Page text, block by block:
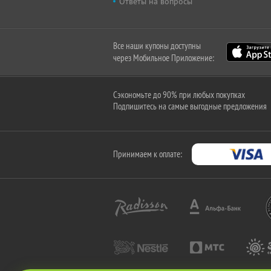
Все наши купоны доступны
через Мобильное Приложение:
Сэкономьте до 90% при любых покупках
Подпишитесь на самые выгодные предложения
Принимаем к оплате: